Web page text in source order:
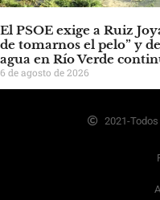
El PSOE exige a Ruiz
de tomarnos el pelo” y
agua en Río Verde
6 de agosto de 2026
2021-